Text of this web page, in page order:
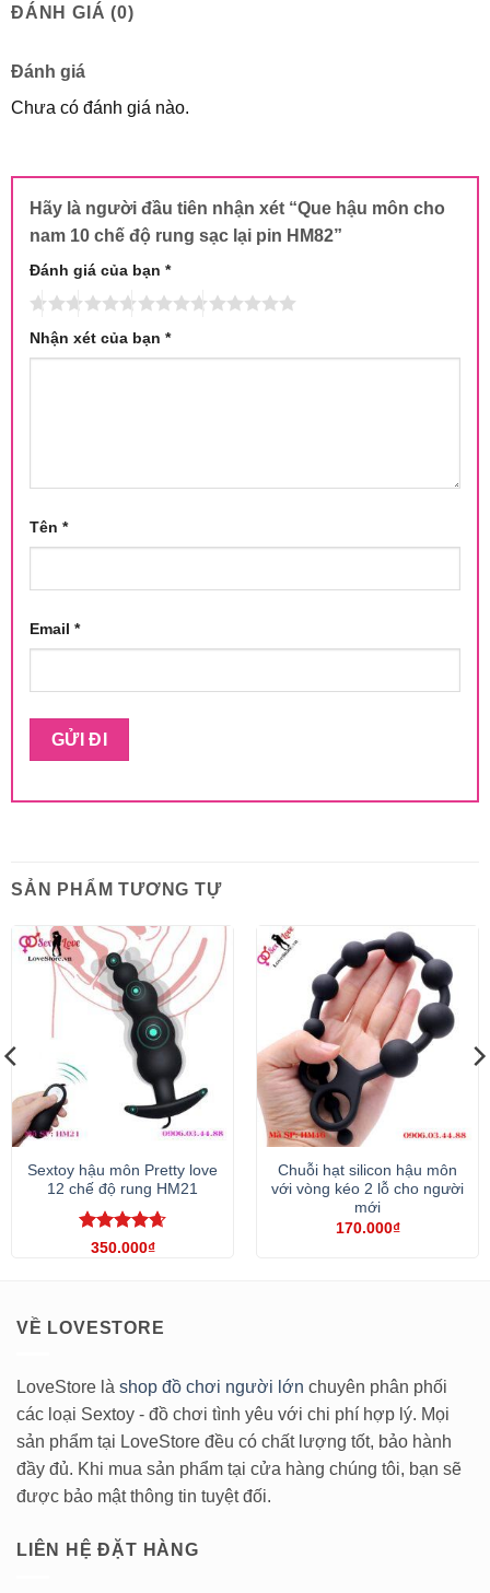
ĐÁNH GIÁ (0)
Đánh giá
Chưa có đánh giá nào.
Hãy là người đầu tiên nhận xét “Que hậu môn cho
nam 10 chế độ rung sạc lại pin HM82”
Đánh giá của bạn *
Nhận xét của bạn *
Tên *
Email *
SẢN PHẨM TƯƠNG TỰ
Sextoy hậu môn Pretty love
12 chế độ rung HM21
Được xếp
350.000₫
Chuỗi hạt silicon hậu môn
với vòng kéo 2 lỗ cho người
mới
170.000₫
VỀ LOVESTORE
LoveStore là shop đồ chơi người lớn chuyên phân phối
các loại Sextoy - đồ chơi tình yêu với chi phí hợp lý. Mọi
sản phẩm tại LoveStore đều có chất lượng tốt, bảo hành
đầy đủ. Khi mua sản phẩm tại cửa hàng chúng tôi, bạn sẽ
được bảo mật thông tin tuyệt đối.
LIÊN HỆ ĐẶT HÀNG